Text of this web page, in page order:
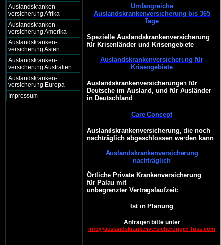
Auslandskranken-
versicherung Afrika
Auslandskranken-
versicherung Amerika
Auslandskranken-
versicherung Asien
Auslandskranken-
versicherung Australien
Auslandskranken-
versicherung Europa
Impressum
Umfangreiche
Auslandskrankenversicherung bis 365
Tage
Spezielle Auslandskrankenversicherung
für Krisenländer und Krisengebiete
Auslandskrankenversicherung für
Krisengebiete
Auslandskrankenversicherungen für
Deutsche im Ausland, und für Ausländer
in Deutschland
Care Concept
Auslandskrankenversicherung, die noch
nachträglich abgeschlossen werden kann
Auslandskrankenversicherung
nachträglich
Örtliche Private Krankenversicherung
für Palau mit
unbegrenzter Vertragslaufzeit:
Ist in Planung
Anfragen bitte unter
info@auslandskrankenversicherungen-fuss.com